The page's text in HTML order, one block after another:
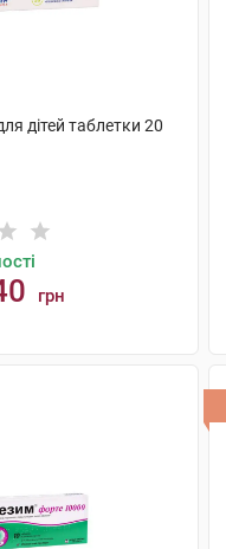
дітей таблетки 20
грн